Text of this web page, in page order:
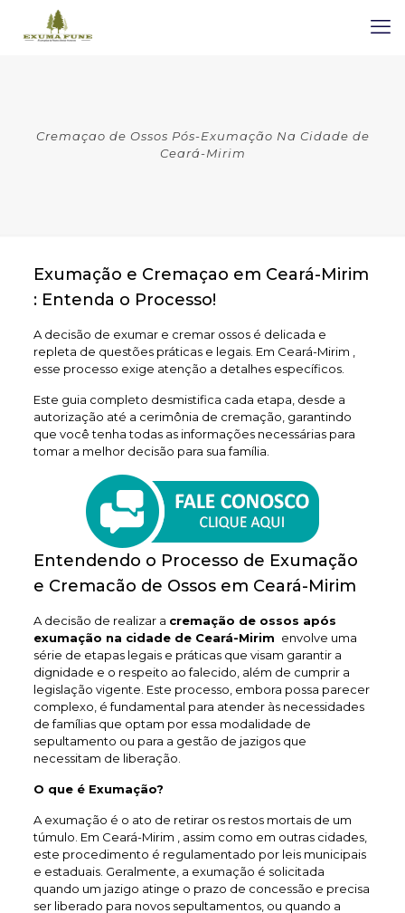
Cremaçao de Ossos Pós-Exumação Na Cidade de
Ceará-Mirim
Exumação e Cremaçao em Ceará-Mirim
: Entenda o Processo!
A decisão de exumar e cremar ossos é delicada e
repleta de questões práticas e legais. Em Ceará-Mirim ,
esse processo exige atenção a detalhes específicos.
Este guia completo desmistifica cada etapa, desde a
autorização até a cerimônia de cremação, garantindo
que você tenha todas as informações necessárias para
tomar a melhor decisão para sua família.
Entendendo o Processo de Exumação
e Cremacão de Ossos em Ceará-Mirim
A decisão de realizar a cremação de ossos após
exumação na cidade de Ceará-Mirim envolve uma
série de etapas legais e práticas que visam garantir a
dignidade e o respeito ao falecido, além de cumprir a
legislação vigente. Este processo, embora possa parecer
complexo, é fundamental para atender às necessidades
de famílias que optam por essa modalidade de
sepultamento ou para a gestão de jazigos que
necessitam de liberação.
O que é Exumação?
A exumação é o ato de retirar os restos mortais de um
túmulo. Em Ceará-Mirim , assim como em outras cidades,
este procedimento é regulamentado por leis municipais
e estaduais. Geralmente, a exumação é solicitada
quando um jazigo atinge o prazo de concessão e precisa
ser liberado para novos sepultamentos, ou quando a